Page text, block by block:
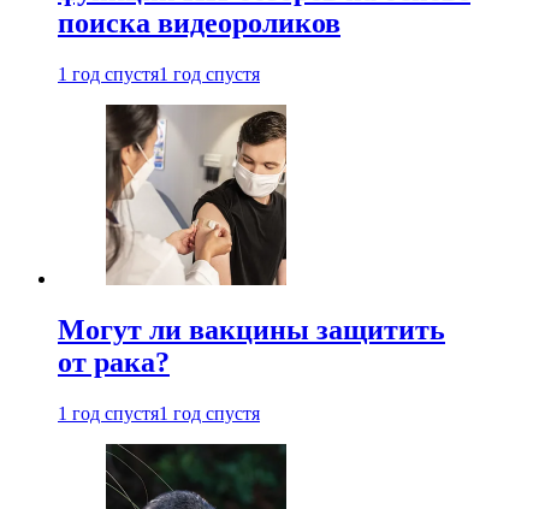
поиска видеороликов
1 год спустя1 год спустя
Могут ли вакцины защитить
от рака?
1 год спустя1 год спустя